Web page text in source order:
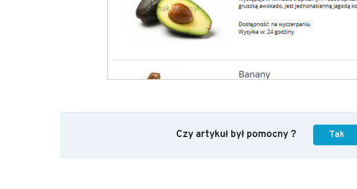
Czy artykuł był pomocny ? Tak